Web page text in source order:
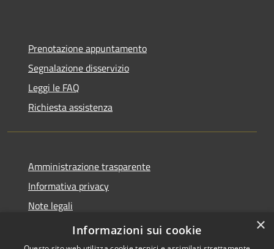
Prenotazione appuntamento
Segnalazione disservizio
Leggi le FAQ
Richiesta assistenza
Amministrazione trasparente
Informativa privacy
Note legali
Dichiarazione di accessibilità
×
Informazioni sui cookie